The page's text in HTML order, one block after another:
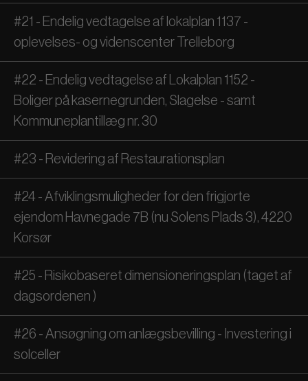
#21 - Endelig vedtagelse af lokalplan 1137 -
oplevelses- og videnscenter Trelleborg
#22 - Endelig vedtagelse af Lokalplan 1152 -
Boliger på kasernegrunden, Slagelse - samt
Kommuneplantillæg nr. 30
#23 - Revidering af Restaurationsplan
#24 - Afviklingsmuligheder for den frigjorte
ejendom Havnegade 7B (nu Solens Plads 3), 4220
Korsør
#25 - Risikobaseret dimensioneringsplan (taget af
dagsordenen )
#26 - Ansøgning om anlægsbevilling - Investering i
solceller